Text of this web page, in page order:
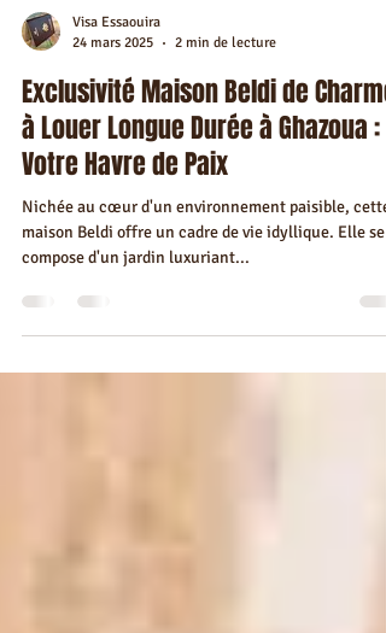
Visa Essaouira
24 mars 2025
2 min de lecture
Exclusivité Maison Beldi de Charme
à Louer Longue Durée à Ghazoua :
Votre Havre de Paix
Nichée au cœur d'un environnement paisible, cette